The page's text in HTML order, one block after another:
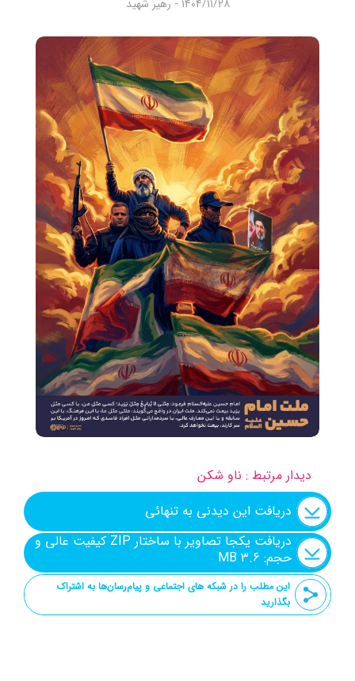
+ما
جستجو
جستجو
۱۴۰۴/۱۱/۲۸ - رهیر شهید
دیدار مرتبط : ناو شکن
دریافت این دیدنی به تنهائی
دریافت یکجا تصاویر با ساختار ZIP کیفیت عالی و
حجم: ۳.۶ MB
این مطلب را در شبکه های اجتماعی و پیام‌رسان‌ها به اشتراک
بگذارید